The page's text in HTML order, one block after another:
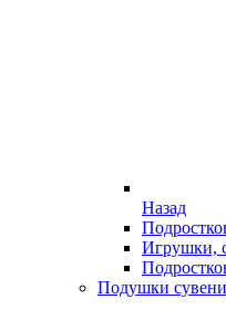
Назад
Игрушки,
Подушки